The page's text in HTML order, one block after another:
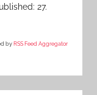
27.
by RSS Feed Aggregator